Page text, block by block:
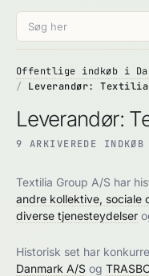
Offentlige indkøb i
Leverandør: Textilia
Leverandør:
9 ARKIVEREDE INDKØB
Textilia Group A/S har
andre kollektive, sociale
diverse tjenesteydelser
Historisk set har
Danmark A/S og